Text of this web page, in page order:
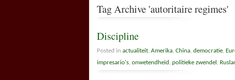
Tag Archive 'autoritaire regimes'
Discipline
Posted in actualiteit Amerika China democratie
impresario's onwetendheid politieke zwendel